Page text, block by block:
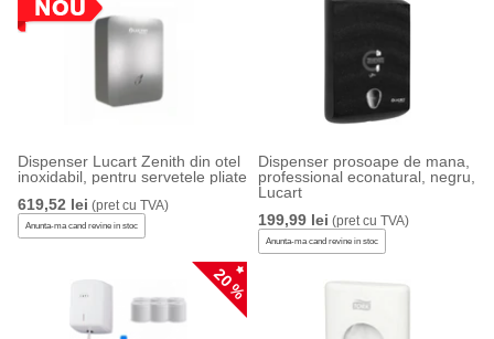
Dispenser Lucart Zenith din otel
inoxidabil, pentru servetele pliate
619,52 lei (pret cu TVA)
Anunta-ma cand revine in stoc
Dispenser prosoape de mana,
professional econatural, negru,
Lucart
199,99 lei (pret cu TVA)
Anunta-ma cand revine in stoc
20 %